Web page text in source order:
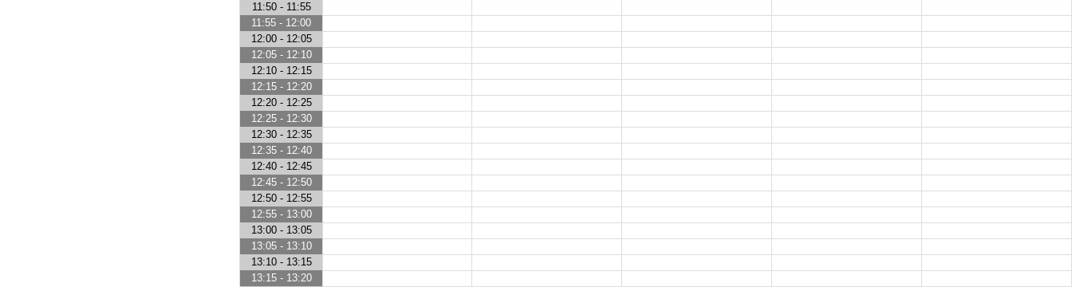
11:50 - 11:55
11:55 - 12:00
12:00 - 12:05
12:05 - 12:10
12:10 - 12:15
12:15 - 12:20
12:20 - 12:25
12:25 - 12:30
12:30 - 12:35
12:35 - 12:40
12:40 - 12:45
12:45 - 12:50
12:50 - 12:55
12:55 - 13:00
13:00 - 13:05
13:05 - 13:10
13:10 - 13:15
13:15 - 13:20